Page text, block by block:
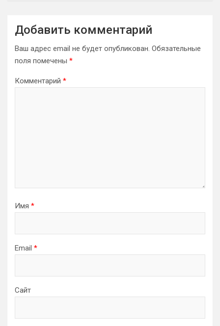
Добавить комментарий
Ваш адрес email не будет опубликован. Обязательные
поля помечены *
Комментарий *
Имя *
Email *
Сайт